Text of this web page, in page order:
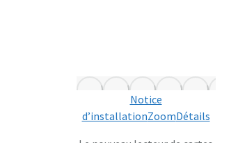
Notice
d’installationZoomDétails